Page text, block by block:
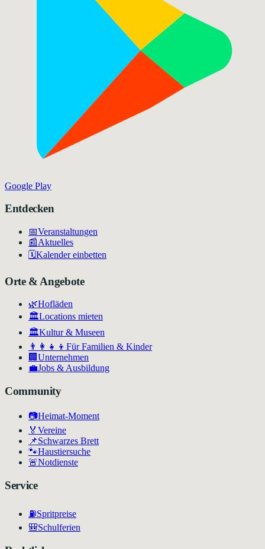
Google Play
Entdecken
📅Veranstaltungen
📰Aktuelles
🗓️Kalender einbetten
Orte & Angebote
🌿Hofläden
🏛️Locations mieten
🏛Kultur & Museen
👨‍👩‍👧‍👦 Für Familien & Kinder
🏢 Unternehmen
💼Jobs & Ausbildung
Community
📷Heimat-Moment
🏅 Vereine
📌Schwarzes Brett
🐾Haustiersuche
🚨Notdienste
Service
⛽Spritpreise
🎒Schulferien